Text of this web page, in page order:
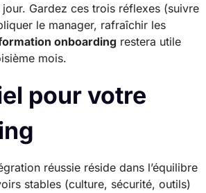
Gardez ces trois réflexes (suivre
le manager, rafraîchir les
onboarding restera utile
mois.
pour votre
réussie réside dans l’équilibre
stables (culture, sécurité, outils)